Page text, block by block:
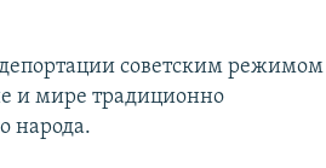
депортации советским режимом
и мире традиционно
народа.